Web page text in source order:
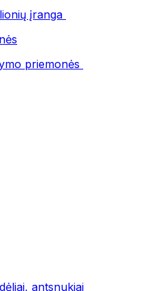
įranga
priemonės
antsnukiai